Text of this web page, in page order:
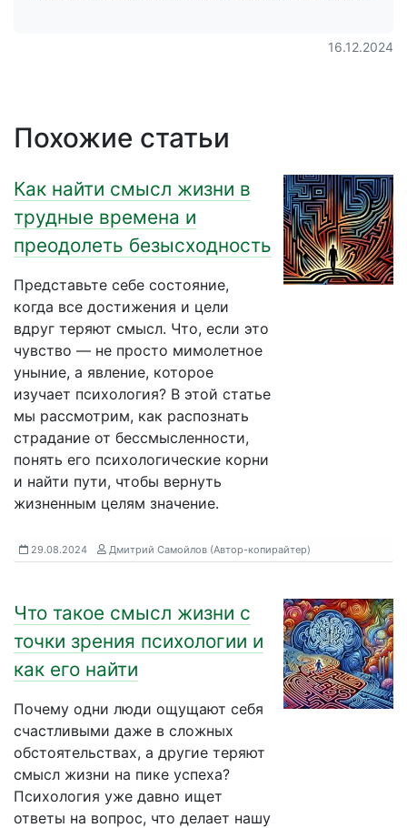
16.12.2024
Похожие статьи
Как найти смысл жизни в
трудные времена и
преодолеть безысходность
Представьте себе состояние,
когда все достижения и цели
вдруг теряют смысл. Что, если это
чувство — не просто мимолетное
уныние, а явление, которое
изучает психология? В этой статье
мы рассмотрим, как распознать
страдание от бессмысленности,
понять его психологические корни
и найти пути, чтобы вернуть
жизненным целям значение.
29.08.2024 Дмитрий Самойлов (Автор-копирайтер)
Что такое смысл жизни с
точки зрения психологии и
как его найти
Почему одни люди ощущают себя
счастливыми даже в сложных
обстоятельствах, а другие теряют
смысл жизни на пике успеха?
Психология уже давно ищет
ответы на вопрос, что делает нашу